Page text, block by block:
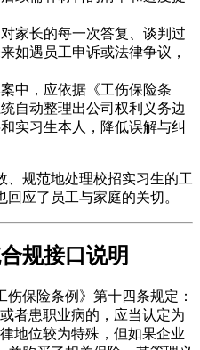
对家长的每一次答复、谈判过
如遇员工申诉或法律争议，
案中，应依据《工伤保险条
自动整理出公司权利义务边
实习生本人，降低误解与纠
、规范地处理校招实习生的工
应了员工与家庭的关切。
规接口说明
保险条例》第十四条规定：
者患职业病的，应当认定为
地位较为特殊，但如果企业